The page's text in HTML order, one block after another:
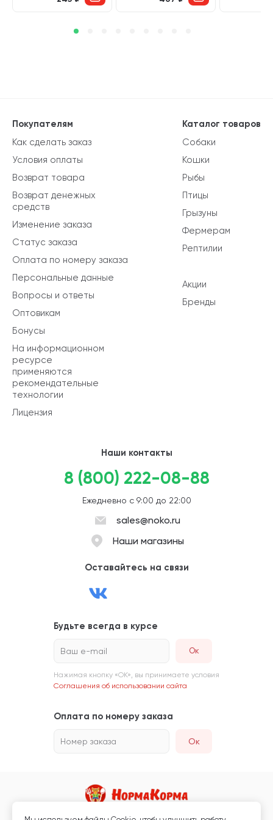
Каталог товаров
Собаки
Кошки
Рыбы
Птицы
Грызуны
Фермерам
Рептилии
Акции
Бренды
Покупателям
Как сделать заказ
Условия оплаты
Возврат товара
Возврат денежных
средств
Изменение заказа
Статус заказа
Оплата по номеру заказа
Персональные данные
Вопросы и ответы
Оптовикам
Бонусы
На информационном
ресурсе
применяются
рекомендательные
технологии
Лицензия
Наши контакты
8 (800) 222-08-88
Ежедневно с 9:00 до 22:00
sales@noko.ru
Наши магазины
Оставайтесь на связи
Будьте всегда в курсе
Ваш e-mail
Нажимая кнопку «ОК», вы принимаете условия
Соглашения об использовании сайта
Оплата по номеру заказа
Номер заказа Ок